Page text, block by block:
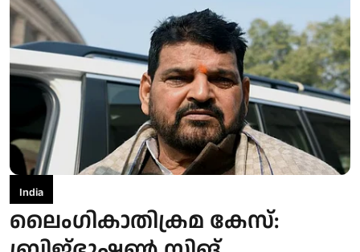
India
ലൈംഗികാതിക്രമ കേസ്: